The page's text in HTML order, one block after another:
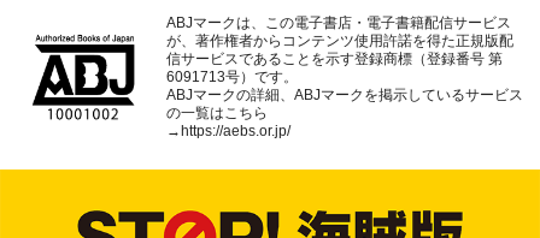
ABJマークは、この電子書店・電子書籍配信サービス
が、著作権者からコンテンツ使用許諾を得た正規版配
信サービスであることを示す登録商標（登録番号 第
6091713号）です。
ABJマークの詳細、ABJマークを掲示しているサービス
の一覧はこちら
→https://aebs.or.jp/